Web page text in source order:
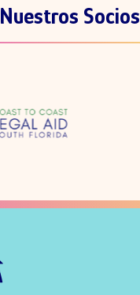
Nuestros Socios